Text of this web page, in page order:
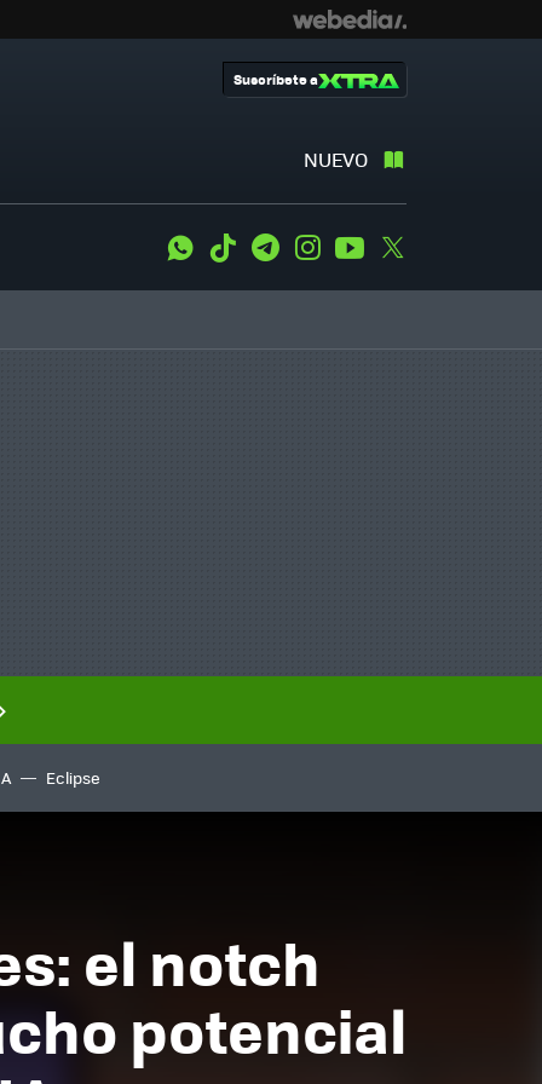
NUEVO
Suscríbete a
WhatsApp
Tiktok TelegramInstagramYoutube
Eclipse
el notch
potencial